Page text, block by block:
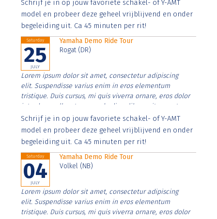
imperdiet. Nunc ut sem vitae risus tristique posuere.
Schrijf je in op jouw favoriete schakel- of Y-AMT
model en probeer deze geheel vrijblijvend en onder
begeleiding uit. Ca 45 minuten per rit!
Saturday
25
JULY
Yamaha Demo Ride Tour
Rogat (DR)
Lorem ipsum dolor sit amet, consectetur adipiscing
elit. Suspendisse varius enim in eros elementum
tristique. Duis cursus, mi quis viverra ornare, eros dolor
interdum nulla, ut commodo diam libero vitae erat.
Aenean faucibus nibh et justo cursus id rutrum lorem
imperdiet. Nunc ut sem vitae risus tristique posuere.
Schrijf je in op jouw favoriete schakel- of Y-AMT
model en probeer deze geheel vrijblijvend en onder
begeleiding uit. Ca 45 minuten per rit!
Saturday
04
JULY
Yamaha Demo Ride Tour
Volkel (NB)
Lorem ipsum dolor sit amet, consectetur adipiscing
elit. Suspendisse varius enim in eros elementum
tristique. Duis cursus, mi quis viverra ornare, eros dolor